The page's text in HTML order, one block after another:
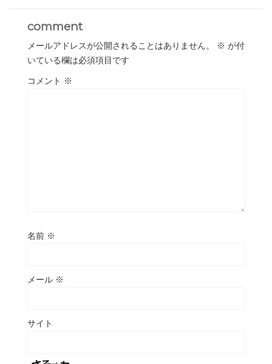
comment
メールアドレスが公開されることはありません。 ※ が付
いている欄は必須項目です
コメント ※
名前 ※
メール ※
サイト